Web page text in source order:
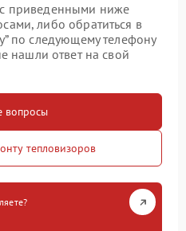
приведенными ниже
либо обратиться в
по следующему телефону
нашли ответ на свой
тепловизоров